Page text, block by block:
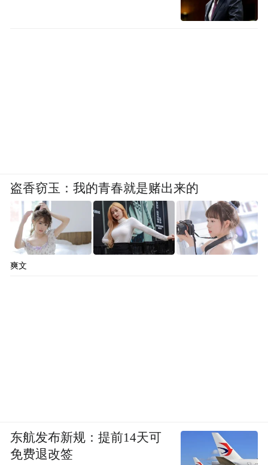
盗香窃玉：我的青春就是赌出来的
爽文
东航发布新规：提前14天可
免费退改签